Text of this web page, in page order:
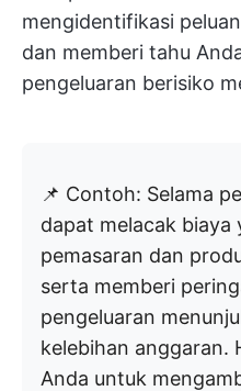
mengidentifikasi
dan memberi tahu
pengeluaran berisiko
📌 Contoh: Selama
dapat melacak
pemasaran dan
serta memberi
pengeluaran
kelebihan anggaran.
Anda untuk